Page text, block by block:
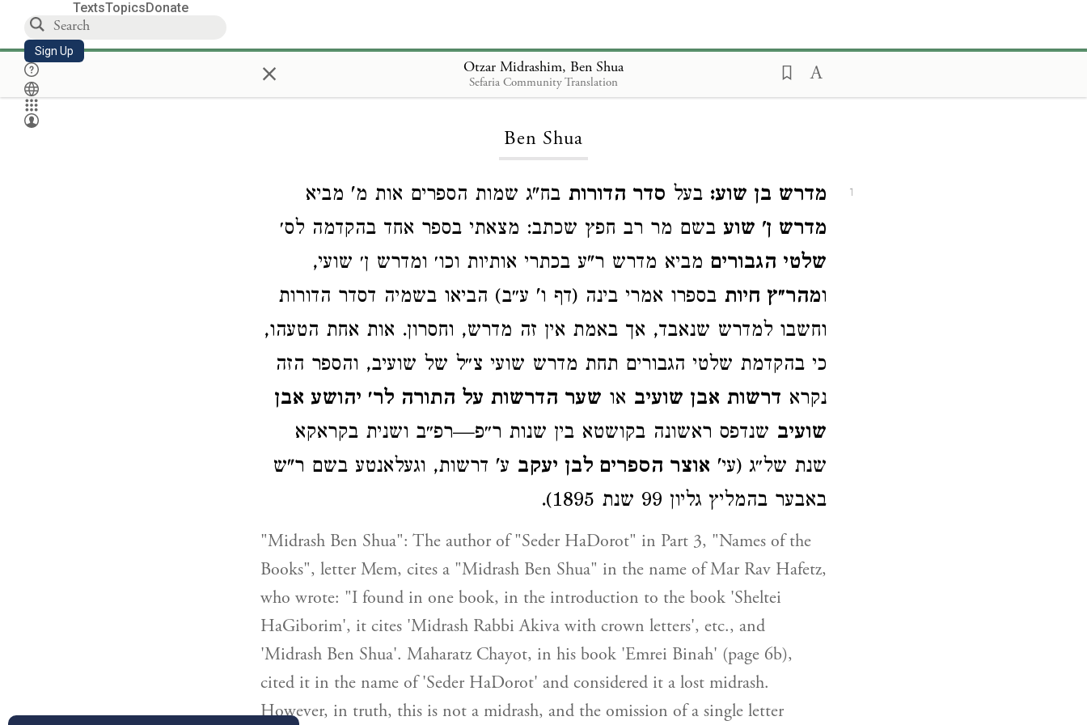
TextsTopicsDonate
Sign Up × Otzar Midrashim, Ben Shua
Sefaria Community Translation
Loading...
Ben Shua
1 מדרש בן שוע: בעל סדר הדורות בח"ג שמות הספרים אות מ' מביא
מדרש ן' שוע בשם מר רב חפץ שכתב: מצאתי בספר אחד בהקדמה לס׳
שלטי הגבורים מביא מדרש ר"ע בכתרי אותיות וכו׳ ומדרש ן׳ שועי,
ומהר״ץ חיות בספרו אמרי בינה (דף ו' ע״ב) הביאו בשמיה דסדר הדורות
וחשבו למדרש שנאבד, אך באמת אין זה מדרש, וחסרון. אות אחת הטעהו,
כי בהקדמת שלטי הגבורים תחת מדרש שועי צ״ל של שועיב, והספר הזה
נקרא דרשות אבן שועיב או שער הדרשות על התורה לר׳ יהושע אבן
שועיב שנדפס ראשונה בקושטא בין שנות ר״פ—רפ״ב ושנית בקראקא
שנת של״ג (עי' אוצר הספרים לבן יעקב ע' דרשות, וגעלאנטע בשם ר"ש
באבער בהמליץ גליון 99 שנת 1895).
"Midrash Ben Shua": The author of "Seder HaDorot" in Part 3, "Names of the
Books", letter Mem, cites a "Midrash Ben Shua" in the name of Mar Rav Hafetz,
who wrote: "I found in one book, in the introduction to the book 'Sheltei
HaGiborim', it cites 'Midrash Rabbi Akiva with crown letters', etc., and
'Midrash Ben Shua'. Maharatz Chayot, in his book 'Emrei Binah' (page 6b),
cited it in the name of 'Seder HaDorot' and considered it a lost midrash.
However, in truth, this is not a midrash, and the omission of a single letter